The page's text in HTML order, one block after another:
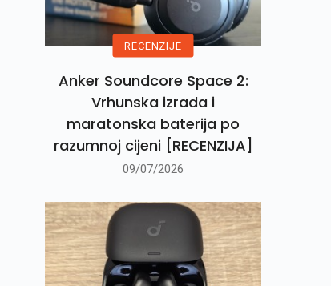
RECENZIJE
Anker Soundcore Space 2:
Vrhunska izrada i
maratonska baterija po
razumnoj cijeni [RECENZIJA]
09/07/2026